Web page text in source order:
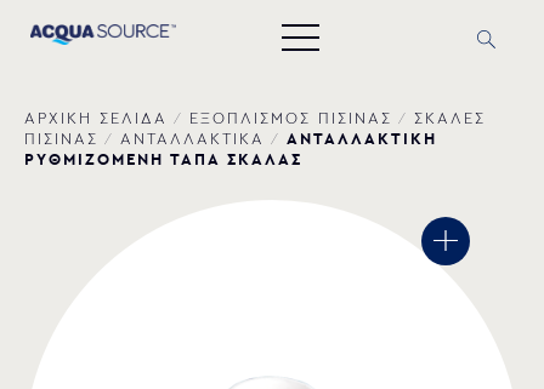
ΑΡΧΙΚΗ ΣΕΛΙΔΑ / ΕΞΟΠΛΙΣΜΟΣ ΠΙΣΙΝΑΣ / ΣΚΑΛΕΣ
ΠΙΣΙΝΑΣ / ΑΝΤΑΛΛΑΚΤΙΚΑ / ΑΝΤΑΛΛΑΚΤΙΚΗ
ΡΥΘΜΙΖΟΜΕΝΗ ΤΑΠΑ ΣΚΑΛΑΣ